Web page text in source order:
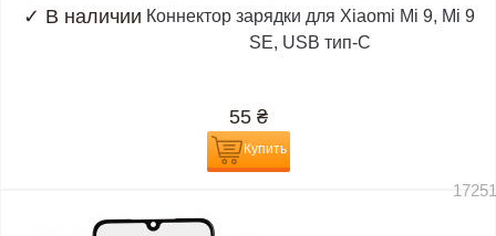
✓ В наличии Коннектор зарядки для Xiaomi Mi 9, Mi 9
SE, USB тип-C
55 ₴
Купить